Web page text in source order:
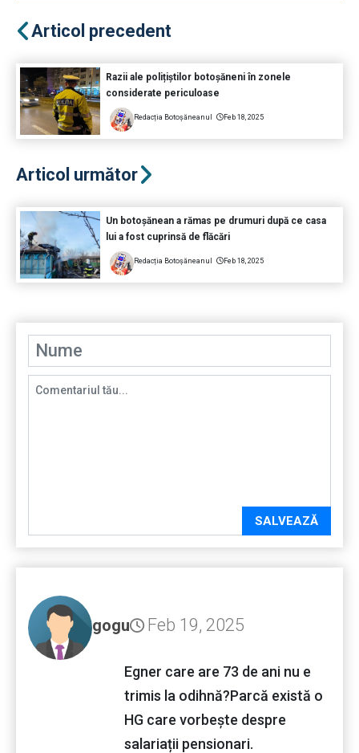
Articol precedent
Razii ale polițiștilor botoșăneni în zonele
considerate periculoase
Redacția Botoșăneanul Feb 18, 2025
Articol următor
Un botoșănean a rămas pe drumuri după ce casa
lui a fost cuprinsă de flăcări
Redacția Botoșăneanul Feb 18, 2025
SALVEAZĂ
gogu Feb 19, 2025
Egner care are 73 de ani nu e
trimis la odihnă?Parcă există o
HG care vorbește despre
salariații pensionari.